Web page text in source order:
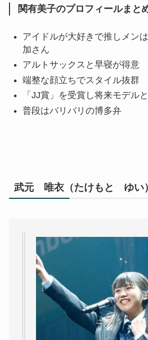
関有美子のプロフィールまと
アイドルが大好きで推しメン
加さん
アルトサックスと早寝が得意
端整な顔立ちでスタイル抜群
「JJ賞」を受賞し将来モデル
普段はバリバリの博多弁
武元 唯衣（たけもと ゆい）